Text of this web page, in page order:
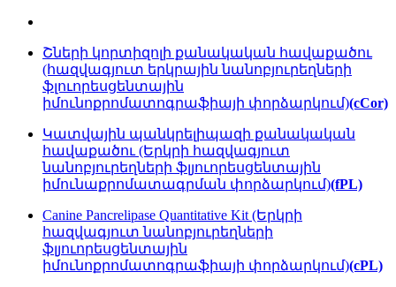
Շների կորտիզոլի քանակական հավաքածու
(հազվագյուտ երկրային նանոբյուրեղների
ֆլուորեսցենտային
իմունոքրոմատոգրաֆիայի փորձարկում)(cCor)
Կատվային պանկրելիպազի քանակական
հավաքածու (Երկրի հազվագյուտ
նանոբյուրեղների ֆլյուորեսցենտային
իմունաքրոմատագրման փորձարկում)(fPL)
Canine Pancrelipase Quantitative Kit (Երկրի
հազվագյուտ նանոբյուրեղների
ֆլյուորեսցենտային
իմունոքրոմատոգրաֆիայի փորձարկում)(cPL)